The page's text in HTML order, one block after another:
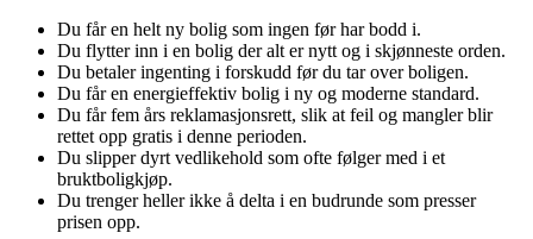
Du får en helt ny bolig som ingen før har bodd i.
Du flytter inn i en bolig der alt er nytt og i skjønneste orden.
Du betaler ingenting i forskudd før du tar over boligen.
Du får en energieffektiv bolig i ny og moderne standard.
Du får fem års reklamasjonsrett, slik at feil og mangler blir
rettet opp gratis i denne perioden.
Du slipper dyrt vedlikehold som ofte følger med i et
bruktboligkjøp.
Du trenger heller ikke å delta i en budrunde som presser
prisen opp.